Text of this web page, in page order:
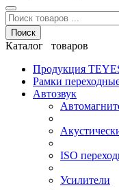
Поиск
Каталог товаров
Продукция
Рамки
Автозвук
ISO
Усилители